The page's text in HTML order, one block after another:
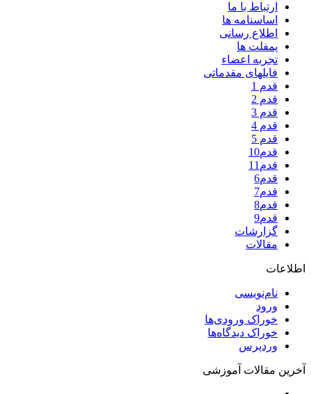
ارتباط با ما
اساسنامه ها
اطلاع رسانی
پمفلت ها
تجربه اعضاء
فایلهای مقدماتی
قدم 1
قدم 2
قدم 3
قدم 4
قدم 5
قدم10
قدم11
قدم6
قدم7
قدم8
قدم9
گزارشات
مقالات
اطلاعات
نام‌نویسی
ورود
خوراک ورودی‌ها
خوراک دیدگاه‌ها
وردپرس
آخرین مقالات آموزشی